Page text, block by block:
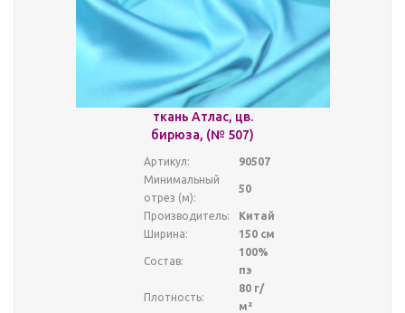
ткань Атлас, цв.
бирюза, (№ 507)
Артикул:
90507
Минимальный
отрез (м):
50
Производитель:
Китай
Ширина:
150 см
Состав:
100%
пэ
Плотность:
80 г/
м²